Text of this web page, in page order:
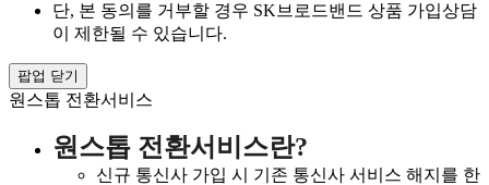
단, 본 동의를 거부할 경우 SK브로드밴드 상품 가입상담
이 제한될 수 있습니다.
팝업 닫기
원스톱 전환서비스
원스톱 전환서비스란?
신규 통신사 가입 시 기존 통신사 서비스 해지를 한